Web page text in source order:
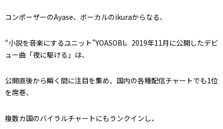
コンポーザーのAyase、ボーカルのikuraからなる、
“小説を音楽にするユニット”YOASOBI。2019年11月に公開したデビ
ュー曲「夜に駆ける」は、
公開直後から瞬く間に注目を集め、国内の各種配信チャートでも1位
を席巻、
複数カ国のバイラルチャートにもランクインし、